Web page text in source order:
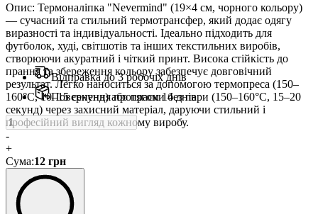
Опис: Термоналіпка "Nevermind" (19×4 см, чорного кольору)
— сучасний та стильний термотрансфер, який додає одягу
виразності та індивідуальності. Ідеально підходить для
футболок, худі, світшотів та інших текстильних виробів,
створюючи акуратний і чіткий принт. Висока стійкість до
прання та збереження кольору забезпечує довговічний
результат. Легко наноситься за допомогою термопреса (150–
160°C, 10–15 секунд) або праски без пари (150–160°C, 15–20
секунд) через захисний матеріал, даруючи стильний і
професійний вигляд кожному виробу.
Відправка до 3 робочіх днів
Повернення протягом 14 днів
-
+
Сума:12 грн